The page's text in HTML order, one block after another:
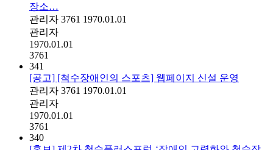
장소…
관리자 3761 1970.01.01
관리자
1970.01.01
3761
341
[공고] [척수장애인의 스포츠] 웹페이지 신설 운영
관리자 3761 1970.01.01
관리자
1970.01.01
3761
340